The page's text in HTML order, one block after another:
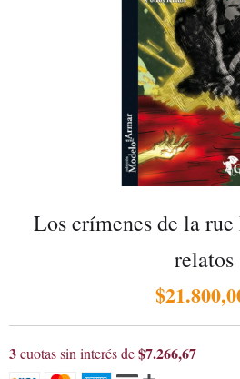
Los crímenes de la
relatos
3cuotas sin interés de$7.266,67